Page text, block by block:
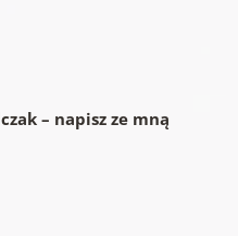
– napisz ze mną